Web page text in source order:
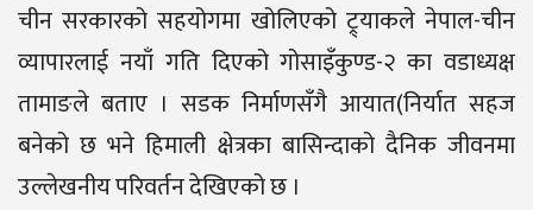
चीन सरकारको सहयोगमा खोलिएको ट्र्याकले नेपाल-चीन
व्यापारलाई नयाँ गति दिएको गोसाइँकुण्ड-२ का वडाध्यक्ष
तामाङले बताए । सडक निर्माणसँगै आयात(निर्यात सहज
बनेको छ भने हिमाली क्षेत्रका बासिन्दाको दैनिक जीवनमा
उल्लेखनीय परिवर्तन देखिएको छ ।